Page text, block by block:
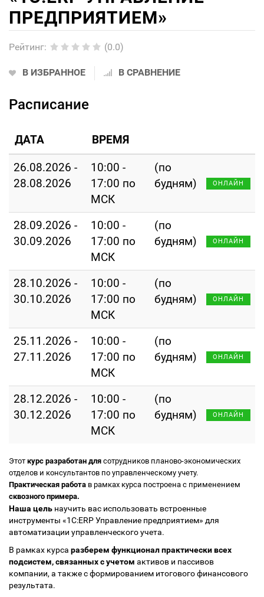
ПРЕДПРИЯТИЕМ»
Рейтинг: (0.0)
В ИЗБРАННОЕ В СРАВНЕНИЕ
Расписание
ДАТА ВРЕМЯ
26.08.2026 -
28.08.2026
10:00 -
17:00 по
МСК
(по
будням)
ОНЛАЙН
28.09.2026 -
30.09.2026
10:00 -
17:00 по
МСК
(по
будням)
ОНЛАЙН
28.10.2026 -
30.10.2026
10:00 -
17:00 по
МСК
(по
будням)
ОНЛАЙН
25.11.2026 -
27.11.2026
10:00 -
17:00 по
МСК
(по
будням)
ОНЛАЙН
28.12.2026 -
30.12.2026
10:00 -
17:00 по
МСК
(по
будням)
ОНЛАЙН
Этот курс разработан для сотрудников планово-экономических
отделов и консультантов по управленческому учету.
Практическая работа в рамках курса построена с применением
сквозного примера.
Наша цель научить вас использовать встроенные
инструменты «1С:ERP Управление предприятием» для
автоматизации управленческого учета.
В рамках курса разберем функционал практически всех
подсистем, связанных с учетом активов и пассивов
компании, а также с формированием итогового финансового
результата.